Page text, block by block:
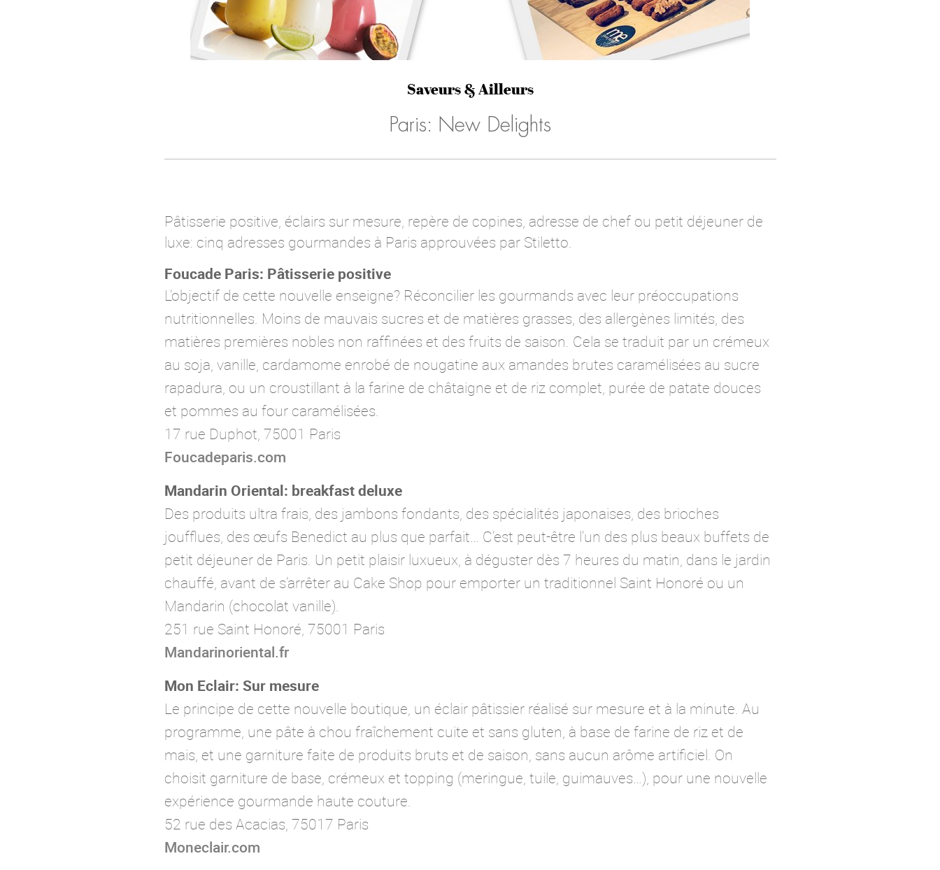
Saveurs & Ailleurs
Paris: New Delights
Pâtisserie positive, éclairs sur mesure, repère de copines, adresse de chef ou petit déjeuner de
luxe: cinq adresses gourmandes à Paris approuvées par Stiletto.
Foucade Paris: Pâtisserie positive
L’objectif de cette nouvelle enseigne? Réconcilier les gourmands avec leur préoccupations
nutritionnelles. Moins de mauvais sucres et de matières grasses, des allergènes limités, des
matières premières nobles non raffinées et des fruits de saison. Cela se traduit par un crémeux
au soja, vanille, cardamome enrobé de nougatine aux amandes brutes caramélisées au sucre
rapadura, ou un croustillant à la farine de châtaigne et de riz complet, purée de patate douces
et pommes au four caramélisées.
17 rue Duphot, 75001 Paris
Foucadeparis.com
Mandarin Oriental: breakfast deluxe
Des produits ultra frais, des jambons fondants, des spécialités japonaises, des brioches
joufflues, des œufs Benedict au plus que parfait… C’est peut-être l’un des plus beaux buffets de
petit déjeuner de Paris. Un petit plaisir luxueux, à déguster dès 7 heures du matin, dans le jardin
chauffé, avant de s’arrêter au Cake Shop pour emporter un traditionnel Saint Honoré ou un
Mandarin (chocolat vanille).
251 rue Saint Honoré, 75001 Paris
Mandarinoriental.fr
Mon Eclair: Sur mesure
Le principe de cette nouvelle boutique, un éclair pâtissier réalisé sur mesure et à la minute. Au
programme, une pâte à chou fraîchement cuite et sans gluten, à base de farine de riz et de
mais, et une garniture faite de produits bruts et de saison, sans aucun arôme artificiel. On
choisit garniture de base, crémeux et topping (meringue, tuile, guimauves…), pour une nouvelle
expérience gourmande haute couture.
52 rue des Acacias, 75017 Paris
Moneclair.com